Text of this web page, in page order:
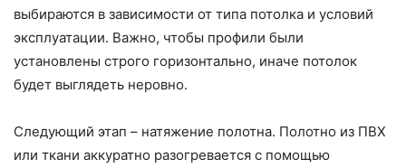
выбираются в зависимости от типа потолка и условий
эксплуатации. Важно, чтобы профили были
установлены строго горизонтально, иначе потолок
будет выглядеть неровно.
Следующий этап – натяжение полотна. Полотно из ПВХ
или ткани аккуратно разогревается с помощью